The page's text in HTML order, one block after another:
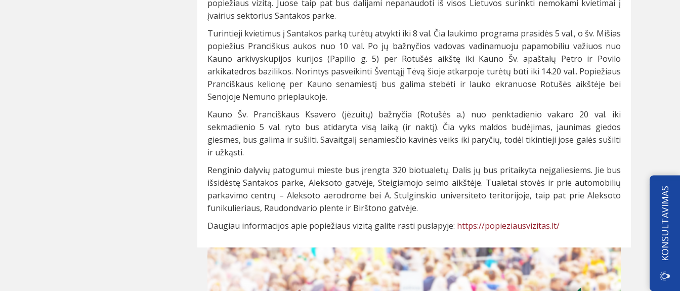
popiežiaus vizitą. Juose taip pat bus dalijami nepanaudoti iš visos Lietuvos surinkti nemokami kvietimai į
įvairius sektorius Santakos parke.
Turintieji kvietimus į Santakos parką turėtų atvykti iki 8 val. Čia laukimo programa prasidės 5 val., o šv. Mišias
popiežius Pranciškus aukos nuo 10 val. Po jų bažnyčios vadovas vadinamuoju papamobiliu važiuos nuo
Kauno arkivyskupijos kurijos (Papilio g. 5) per Rotušės aikštę iki Kauno Šv. apaštalų Petro ir Povilo
arkikatedros bazilikos. Norintys pasveikinti Šventąjį Tėvą šioje atkarpoje turėtų būti iki 14.20 val.. Popiežiaus
Pranciškaus kelionę per Kauno senamiestį bus galima stebėti ir lauko ekranuose Rotušės aikštėje bei
Senojoje Nemuno prieplaukoje.
Kauno Šv. Pranciškaus Ksavero (jėzuitų) bažnyčia (Rotušės a.) nuo penktadienio vakaro 20 val. iki
sekmadienio 5 val. ryto bus atidaryta visą laiką (ir naktį). Čia vyks maldos budėjimas, jaunimas giedos
giesmes, bus galima ir sušilti. Savaitgalį senamiesčio kavinės veiks iki paryčių, todėl tikintieji jose galės sušilti
ir užkąsti.
Renginio dalyvių patogumui mieste bus įrengta 320 biotualetų. Dalis jų bus pritaikyta neįgaliesiems. Jie bus
išsidėstę Santakos parke, Aleksoto gatvėje, Steigiamojo seimo aikštėje. Tualetai stovės ir prie automobilių
parkavimo centrų – Aleksoto aerodrome bei A. Stulginskio universiteto teritorijoje, taip pat prie Aleksoto
funikulieriaus, Raudondvario plente ir Birštono gatvėje.
Daugiau informacijos apie popiežiaus vizitą galite rasti puslapyje: https://popieziausvizitas.lt/ KONSULTAVIMAS